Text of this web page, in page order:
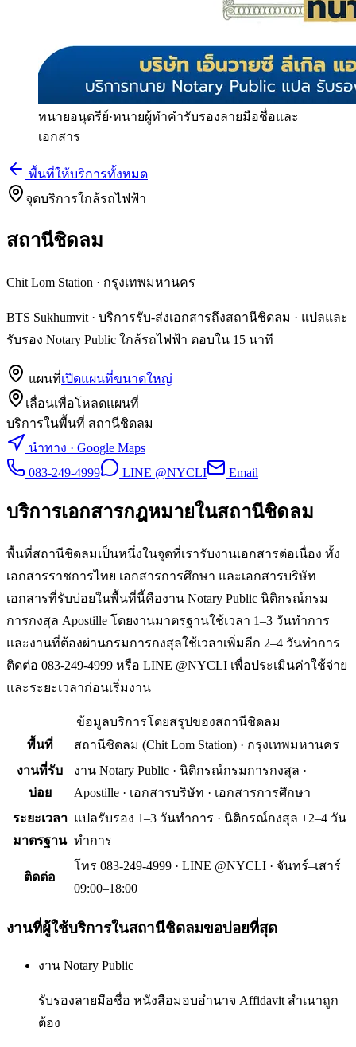
ทนายอนุตรีย์·ทนายผู้ทำคำรับรองลายมือชื่อและ
เอกสาร
พื้นที่ให้บริการทั้งหมด
จุดบริการใกล้รถไฟฟ้า
สถานีชิดลม
Chit Lom Station · กรุงเทพมหานคร
BTS Sukhumvit · บริการรับ-ส่งเอกสารถึงสถานีชิดลม · แปลและ
รับรอง Notary Public ใกล้รถไฟฟ้า ตอบใน 15 นาที
แผนที่เปิดแผนที่ขนาดใหญ่
เลื่อนเพื่อโหลดแผนที่
บริการในพื้นที่ สถานีชิดลม
นำทาง · Google Maps
083-249-4999
LINE @NYCLI Email
บริการเอกสารกฎหมายในสถานีชิดลม
พื้นที่สถานีชิดลมเป็นหนึ่งในจุดที่เรารับงานเอกสารต่อเนื่อง ทั้ง
เอกสารราชการไทย เอกสารการศึกษา และเอกสารบริษัท
เอกสารที่รับบ่อยในพื้นที่นี้คืองาน Notary Public นิติกรณ์กรม
การกงสุล Apostille โดยงานมาตรฐานใช้เวลา 1–3 วันทำการ
และงานที่ต้องผ่านกรมการกงสุลใช้เวลาเพิ่มอีก 2–4 วันทำการ
ติดต่อ 083-249-4999 หรือ LINE @NYCLI เพื่อประเมินค่าใช้จ่าย
และระยะเวลาก่อนเริ่มงาน
ข้อมูลบริการโดยสรุปของสถานีชิดลม
พื้นที่
สถานีชิดลม (Chit Lom Station) · กรุงเทพมหานคร
งานที่รับ
บ่อย
งาน Notary Public · นิติกรณ์กรมการกงสุล ·
Apostille · เอกสารบริษัท · เอกสารการศึกษา
ระยะเวลา
มาตรฐาน
แปลรับรอง 1–3 วันทำการ · นิติกรณ์กงสุล +2–4 วัน
ทำการ
ติดต่อ
โทร 083-249-4999 · LINE @NYCLI · จันทร์–เสาร์
09:00–18:00
งานที่ผู้ใช้บริการในสถานีชิดลมขอบ่อยที่สุด
งาน Notary Public
รับรองลายมือชื่อ หนังสือมอบอำนาจ Affidavit สำเนาถูก
ต้อง